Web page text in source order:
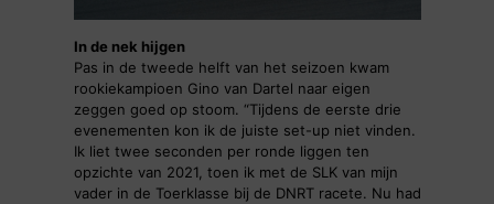
In de nek hijgen
Pas in de tweede helft van het seizoen kwam
rookiekampioen Gino van Dartel naar eigen
zeggen goed op stoom. “Tijdens de eerste drie
evenementen kon ik de juiste set-up niet vinden.
Ik liet twee seconden per ronde liggen ten
opzichte van 2021, toen ik met de SLK van mijn
vader in de Toerklasse bij de DNRT racete. Nu had